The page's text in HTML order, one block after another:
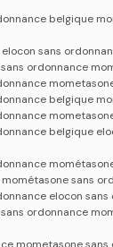
belgique
sans
ordonnance
belgique
belgique
sans
elocon
ordonnance